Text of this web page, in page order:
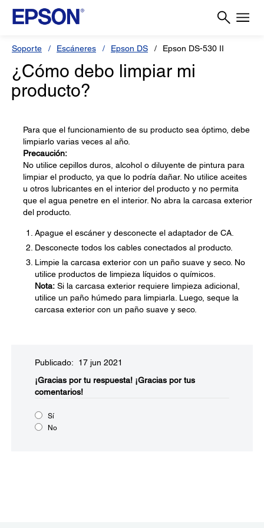
Soporte Escáneres Epson DS Epson DS-530 II
¿Cómo debo limpiar mi
producto?
Para que el funcionamiento de su producto sea óptimo, debe
limpiarlo varias veces al año.
Precaución:
No utilice cepillos duros, alcohol o diluyente de pintura para
limpiar el producto, ya que lo podría dañar. No utilice aceites
u otros lubricantes en el interior del producto y no permita
que el agua penetre en el interior. No abra la carcasa exterior
del producto.
Apague el escáner y desconecte el adaptador de CA.
Desconecte todos los cables conectados al producto.
Limpie la carcasa exterior con un paño suave y seco. No
utilice productos de limpieza líquidos o químicos.
Nota: Si la carcasa exterior requiere limpieza adicional,
utilice un paño húmedo para limpiarla. Luego, seque la
carcasa exterior con un paño suave y seco.
Publicado: 17 jun 2021
¡Gracias por tu respuesta! ¡Gracias por tus
comentarios!
Sí
No